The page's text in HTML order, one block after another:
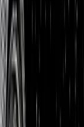
18,6 % p.a.